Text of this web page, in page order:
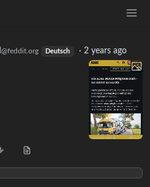
@feddit.org Deutsch · 2 years ago